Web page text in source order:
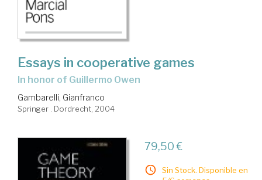
Essays in cooperative games
in honor of Guillermo Owen
Gambarelli, Gianfranco
Springer . Dordrecht, 2004
79,50 €
Sin Stock. Disponible en